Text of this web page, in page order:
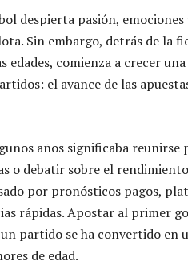
despierta pasión,
Sin embargo, detrás de la
edades, comienza a crecer
el avance de las
años significaba
o debatir sobre el
por pronósticos pagos,
rápidas. Apostar al primer
partido se ha convertido en
de edad.